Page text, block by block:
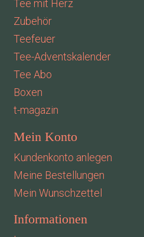
Tee mit Herz
Zubehör
Teefeuer
Tee-Adventskalender
Tee Abo
Boxen
t-magazin
Mein Konto
Kundenkonto anlegen
Meine Bestellungen
Mein Wunschzettel
Informationen